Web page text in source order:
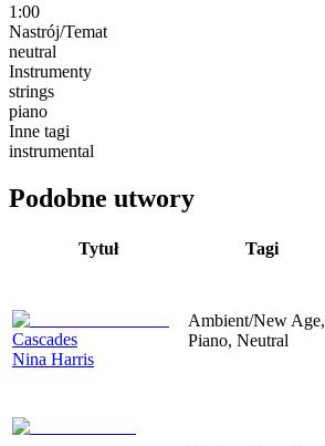
1:00
Nastrój/Temat
neutral
Instrumenty
strings
piano
Inne tagi
instrumental
Podobne utwory
Tytuł Tagi
Cascades
Nina Harris
Ambient/New Age,
Piano, Neutral